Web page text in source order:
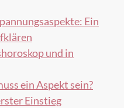
Ein
und in
ein Aspekt sein?
Einstieg